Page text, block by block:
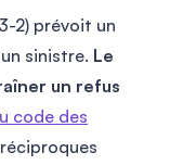
2) prévoit un
sinistre. Le
un refus
code des